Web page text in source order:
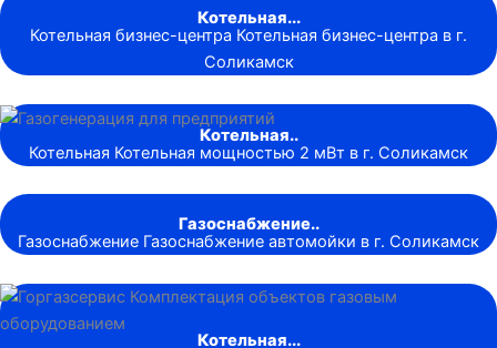
Котельная...
Котельная бизнес-центра Котельная бизнес-центра в г.
Соликамск
Котельная..
Котельная Котельная мощностью 2 мВт в г. Соликамск
Газоснабжение..
Газоснабжение Газоснабжение автомойки в г. Соликамск
Котельная...